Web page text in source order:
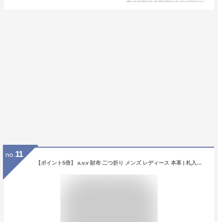
no. 11
【ポイント5倍】 a.v.v 財布 二つ折り メンズ レディース 本革 | 札入れ 牛革 蛇腹 カード 小銭入れ 多機能 大容量 ブランド ブラック ダークブラウン ブルー グリーン ギフト プレゼント じゃばら ビジネス カジュアル ICカード カードがたくさん入る さいふ ssaifu